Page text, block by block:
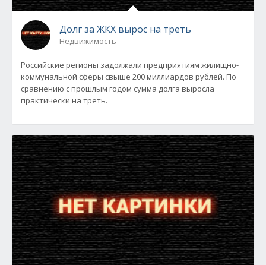
Долг за ЖКХ вырос на треть
Недвижимость
Российские регионы задолжали предприятиям жилищно-
коммунальной сферы свыше 200 миллиардов рублей. По
сравнению с прошлым годом сумма долга выросла
практически на треть.